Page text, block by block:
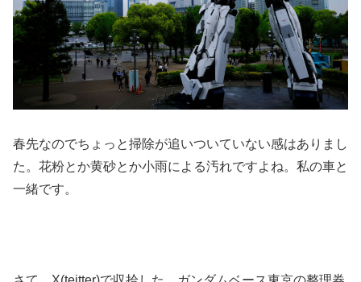
春先なのでちょっと掃除が追いついていない感はありまし
た。花粉とか黄砂とか小雨による汚れですよね。私の車と
一緒です。